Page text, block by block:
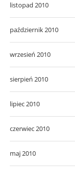
listopad 2010
październik 2010
wrzesień 2010
sierpień 2010
lipiec 2010
czerwiec 2010
maj 2010